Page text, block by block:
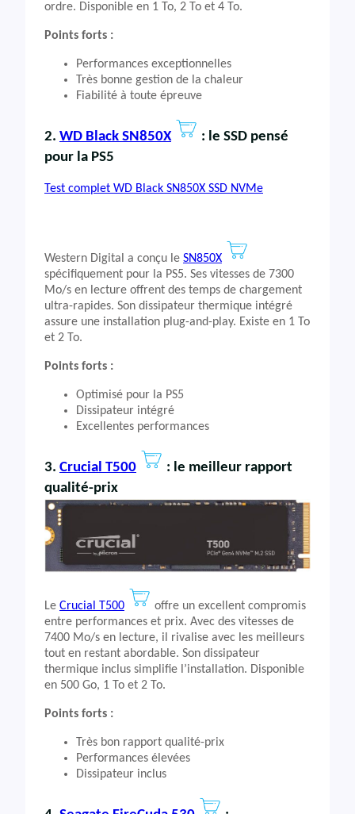
ordre. Disponible en 1 To, 2 To et 4 To.
Points forts :
Performances exceptionnelles
Très bonne gestion de la chaleur
Fiabilité à toute épreuve
2. WD Black SN850X
: le SSD pensé
pour la PS5
Test complet WD Black SN850X SSD NVMe
Western Digital a conçu le SN850X
spécifiquement pour la PS5. Ses vitesses de 7300
Mo/s en lecture offrent des temps de chargement
ultra-rapides. Son dissipateur thermique intégré
assure une installation plug-and-play. Existe en 1 To
et 2 To.
Points forts :
Optimisé pour la PS5
Dissipateur intégré
Excellentes performances
3. Crucial T500
: le meilleur rapport
qualité-prix
Le Crucial T500
offre un excellent compromis
entre performances et prix. Avec des vitesses de
7400 Mo/s en lecture, il rivalise avec les meilleurs
tout en restant abordable. Son dissipateur
thermique inclus simplifie l’installation. Disponible
en 500 Go, 1 To et 2 To.
Points forts :
Très bon rapport qualité-prix
Performances élevées
Dissipateur inclus